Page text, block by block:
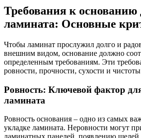
Требования к основанию
ламината: Основные
Чтобы ламинат прослужил долго и
внешним видом, основание должно
определенным требованиям. Эти
ровности, прочности, сухости и
Ровность: Ключевой фактор
ламината
Ровность основания – одно из самых
укладке ламината. Неровности могут